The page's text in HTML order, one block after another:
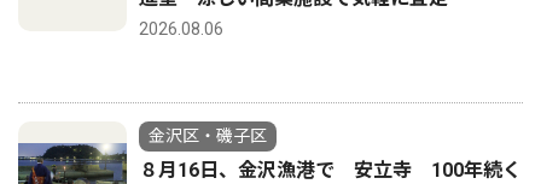
2026.08.06
金沢区・磯子区
８月16日、金沢漁港で 安立寺 100年続く